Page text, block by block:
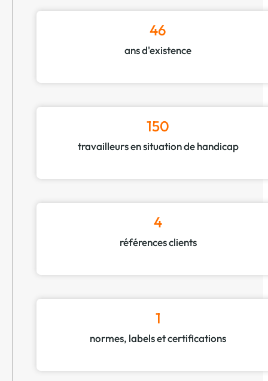
46
ans d'existence
150
travailleurs en situation de handicap
4
références clients
1
normes, labels et certifications